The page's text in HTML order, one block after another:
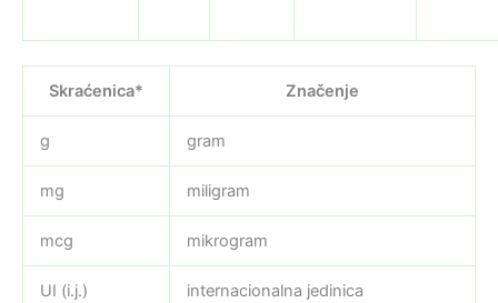
Skraćenica* Značenje
g gram
mg miligram
mcg mikrogram
UI (i.j.) internacionalna jedinica